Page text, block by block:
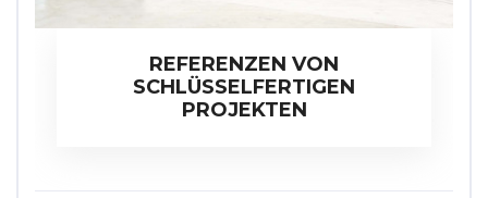
REFERENZEN VON
SCHLÜSSELFERTIGEN
PROJEKTEN